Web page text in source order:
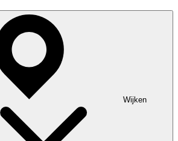
Wijken